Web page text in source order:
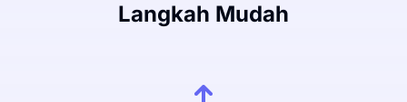
Langkah Mudah